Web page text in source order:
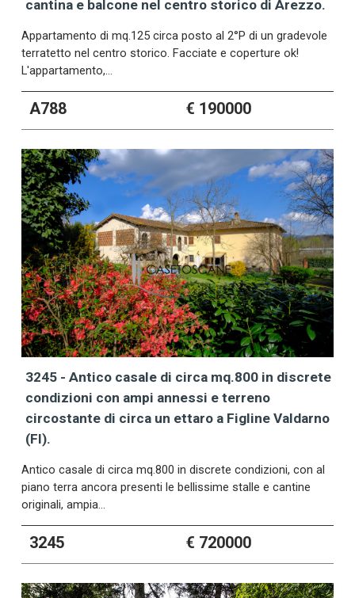
cantina e balcone nel centro storico di Arezzo.
Appartamento di mq.125 circa posto al 2°P di un gradevole
terratetto nel centro storico. Facciate e coperture ok!
L'appartamento,…
A788 € 190000
3245 - Antico casale di circa mq.800 in discrete
condizioni con ampi annessi e terreno
circostante di circa un ettaro a Figline Valdarno
(FI).
Antico casale di circa mq.800 in discrete condizioni, con al
piano terra ancora presenti le bellissime stalle e cantine
originali, ampia…
3245 € 720000